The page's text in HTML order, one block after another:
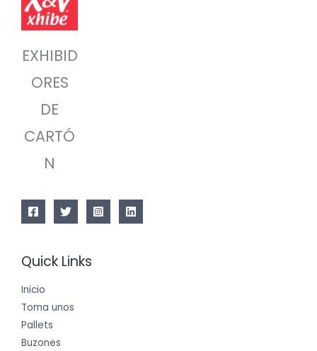
EXHIBID
ORES
DE
CARTÓ
N
Quick Links
Inicio
Toma unos
Pallets
Buzones